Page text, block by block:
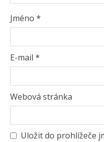
Jméno *
E-mail *
Webová stránka
Uložit do prohlížeče